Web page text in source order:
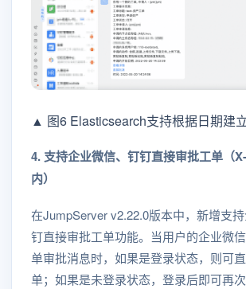
▲ 图6 Elasticsearch支持根据日期建
4. 支持企业微信、钉钉直接审批工单（
内）
在JumpServer v2.22.0版本中，新增支
钉直接审批工单功能。当用户的企业微
单审批消息时，如果是登录状态，则可
单；如果是未登录状态，登录后即可再